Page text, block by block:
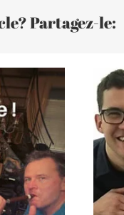
Partagez-le: